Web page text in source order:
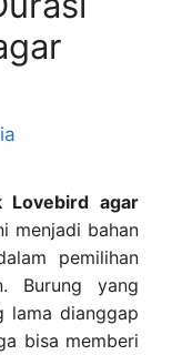
Lovebird agar
menjadi bahan
pemilihan
Burung yang
lama dianggap
bisa memberi